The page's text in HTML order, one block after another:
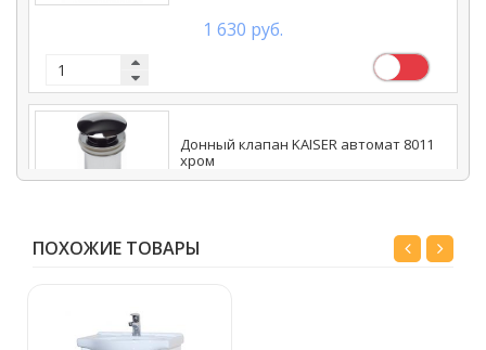
1 630 руб.
Донный клапан KAISER автомат 8011
хром
ПОХОЖИЕ ТОВАРЫ